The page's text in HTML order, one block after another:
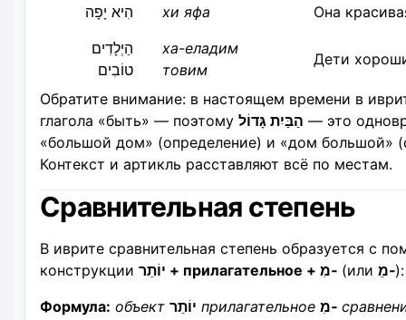
הִיא יָפָה
хи яфа
Она
הַיְלָדִים
טוֹבִים
ха-еладим
товим
Дети
Обратите внимание: в настоящем времени в
глагола «быть» — поэтому הַבַּיִת גָּדוֹל — это
«большой дом» (определение) и «дом большой»
Контекст и артикль расставляют всё по местам.
Сравнительная степень
В иврите сравнительная степень образуется с
конструкции
יוֹתֵר + прилагательное + מִ‑ (или מֵ‑):
Формула: объект יוֹתֵר прилагательное מִ‑